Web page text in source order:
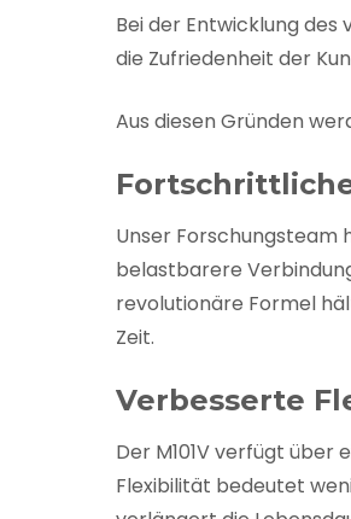
Bei der Entwicklung des
die Zufriedenheit der
Aus diesen Gründen
Unser Forschungsteam
belastbarere
revolutionäre Formel
Zeit.
Verbesserte
Der M101V verfügt über
Flexibilität bedeutet